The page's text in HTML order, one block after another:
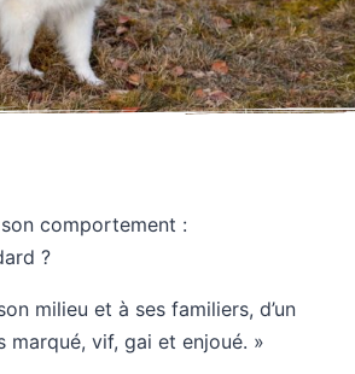
comportement :
?
milieu et à ses familiers, d’un
marqué, vif, gai et enjoué. »